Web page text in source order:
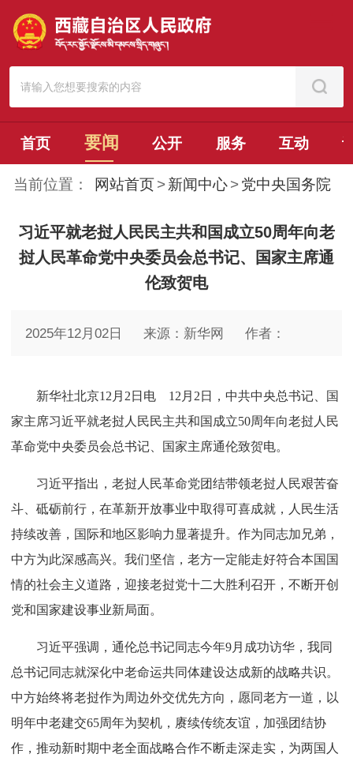
首页 要闻 公开 服务 互动
当前位置： 网站首页 > 新闻中心 > 党中央国务院
习近平就老挝人民民主共和国成立50周年向老
挝人民革命党中央委员会总书记、国家主席通
伦致贺电
2025年12月02日 来源：新华网 作者：
新华社北京12月2日电 12月2日，中共中央总书记、国
家主席习近平就老挝人民民主共和国成立50周年向老挝人民
革命党中央委员会总书记、国家主席通伦致贺电。
习近平指出，老挝人民革命党团结带领老挝人民艰苦奋
斗、砥砺前行，在革新开放事业中取得可喜成就，人民生活
持续改善，国际和地区影响力显著提升。作为同志加兄弟，
中方为此深感高兴。我们坚信，老方一定能走好符合本国国
情的社会主义道路，迎接老挝党十二大胜利召开，不断开创
党和国家建设事业新局面。
习近平强调，通伦总书记同志今年9月成功访华，我同
总书记同志就深化中老命运共同体建设达成新的战略共识。
中方始终将老挝作为周边外交优先方向，愿同老方一道，以
明年中老建交65周年为契机，赓续传统友谊，加强团结协
作，推动新时期中老全面战略合作不断走深走实，为两国人